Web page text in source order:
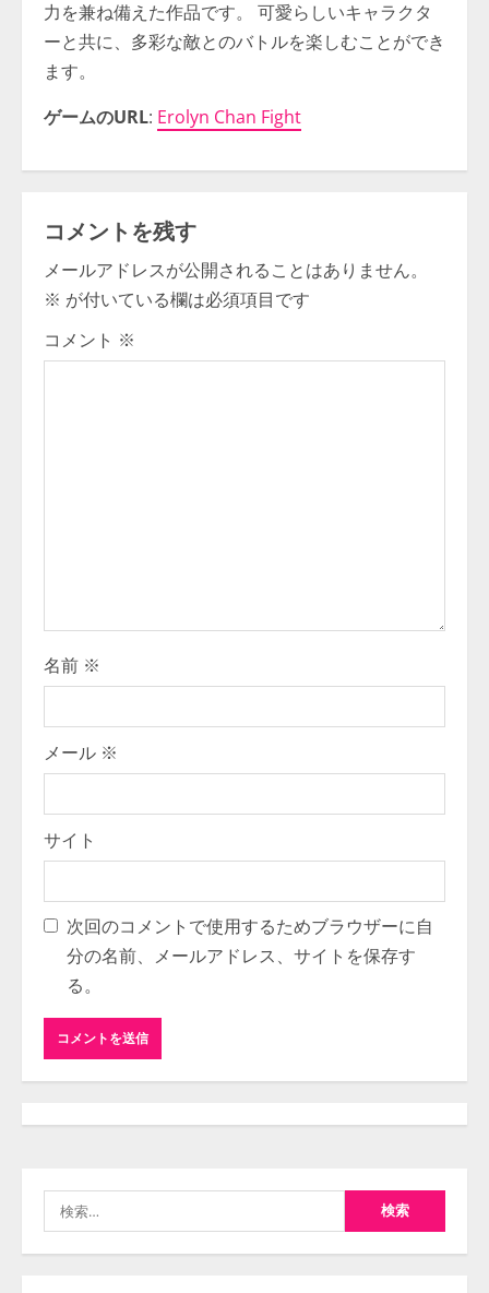
力を兼ね備えた作品です。 可愛らしいキャラクタ
ーと共に、多彩な敵とのバトルを楽しむことができ
ます。
ゲームのURL: Erolyn Chan Fight
コメントを残す
メールアドレスが公開されることはありません。
※ が付いている欄は必須項目です
コメント ※
名前 ※
メール ※
サイト
次回のコメントで使用するためブラウザーに自
分の名前、メールアドレス、サイトを保存す
る。
索: